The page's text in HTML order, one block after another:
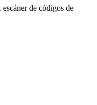
de códigos de